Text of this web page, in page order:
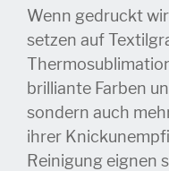
Wenn gedruckt
setzen auf
brilliante Farben
sondern auch
ihrer
Reinigung eignen